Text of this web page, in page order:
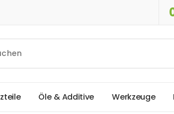
zteile Öle &Additive Werkzeuge